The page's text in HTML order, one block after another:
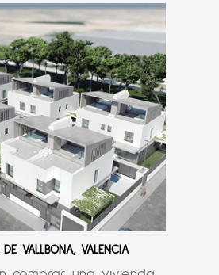
VALLBONA, VALENCIA